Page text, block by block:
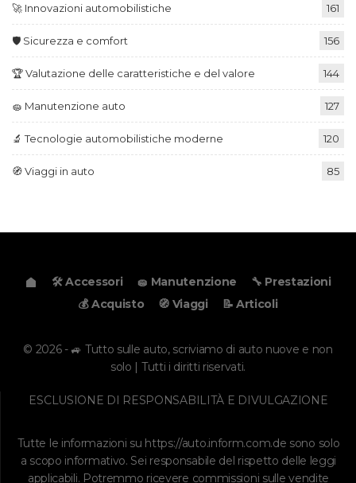
🚀 Innovazioni automobilistiche 161
🛡️ Sicurezza e comfort 156
🏆 Valutazione delle caratteristiche e del valore 144
🧽 Manutenzione auto 127
🔬 Tecnologie automobilistiche moderne 120
🧭 Viaggi in auto 85
🛠️ Accessori 🧽 Manutenzione
🔧 Prestazioni
💰 Acquisto
🧭 Viaggi 📝 Articoli
© 2026 - 🚙 Tutto sulle auto, scriviamo di auto nuove e non
solo | Tutti i diritti riservati.
ESCLUSIONE DI RESPONSABILITÀ E DIVULGAZIONE
Tutte le informazioni su https://auto.inform.com.de sono solo
a scopo informativo. Sei responsabile del rispetto delle leggi
applicabili. Potremmo ricevere commissioni sulle vendite